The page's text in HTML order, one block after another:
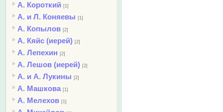
А. Короткий [1]
А. и Л. Коняевы [1]
А. Копылов [2]
А. Кяйс (иерей) [2]
А. Лепехин [2]
А. Лешов (иерей) [2]
А. и А. Лукины [2]
А. Машкова [1]
А. Мелехов [1]